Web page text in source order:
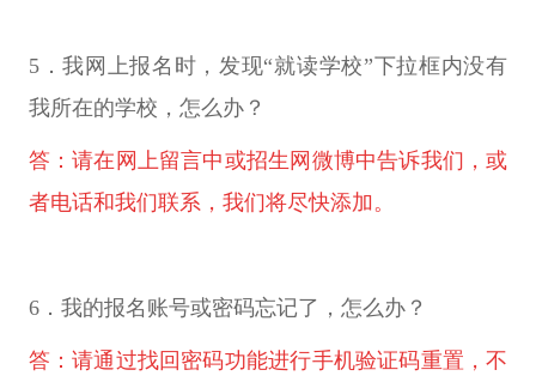
5．我网上报名时，发现“就读学校”下拉框内没有
我所在的学校，怎么办？
答：请在网上留言中或招生网微博中告诉我们，或
者电话和我们联系，我们将尽快添加。
6．我的报名账号或密码忘记了，怎么办？
答：请通过找回密码功能进行手机验证码重置，不